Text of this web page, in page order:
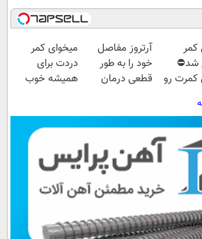
کمر
شد⛔
کمرت رو
آرتروز مفاصل
خود را به طور
قطعی درمان
میخوای کمر
دردت برای
همیشه خوب
کن!